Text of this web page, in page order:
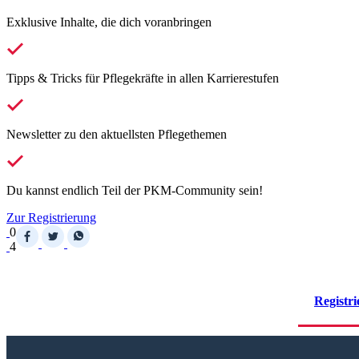
Exklusive Inhalte, die dich voranbringen
Tipps & Tricks für Pflegekräfte in allen Karrierestufen
Newsletter zu den aktuellsten Pflegethemen
Du kannst endlich Teil der PKM-Community sein!
Zur Registrierung
0
4